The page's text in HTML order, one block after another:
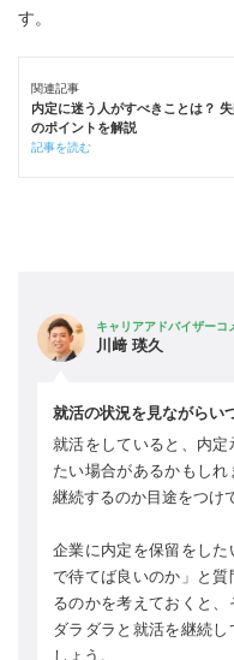
す。
関連記事
内定に迷う人がすべきことは？
のポイントを解説
記事を読む
キャリアアドバイザーコ
川﨑 瑛久
就活の状況を見ながらい
就活をしていると、内
たい場合があるかもし
継続するのか目途をつけ
企業に内定を保留をし
で待てば良いのか」と
るのかを考えておくと、
ダラダラと就活を継続
しょう。